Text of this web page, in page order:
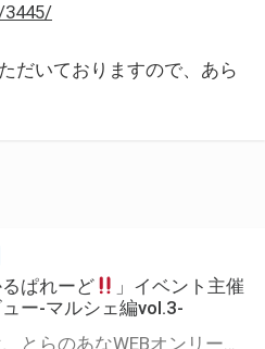
3445/
だいておりますので、あら
るぱれーど
」イベント主催
ー-マルシェ編vol.3-
こんにちは、とらのあなWEBオンリー運営スタッフです。 新たにお届けする、イベント主催者インタビュー-マルシェ編-は、 とらのあなWEBオンリー「マルシェ」をご利用した主催様に 「マルシェ」を使って開催した感想や心がけをお聞きする企画です。 今回は、WEBオンリー初開催「つるみかるぱれーど